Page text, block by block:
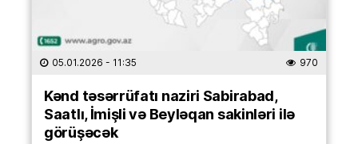
05.01.2026 - 11:35 970
Kənd təsərrüfatı naziri Sabirabad,
Saatlı, İmişli və Beyləqan sakinləri ilə
görüşəcək